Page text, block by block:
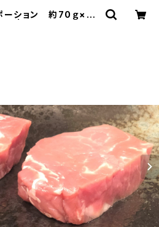
ーション 約70ｇ×２